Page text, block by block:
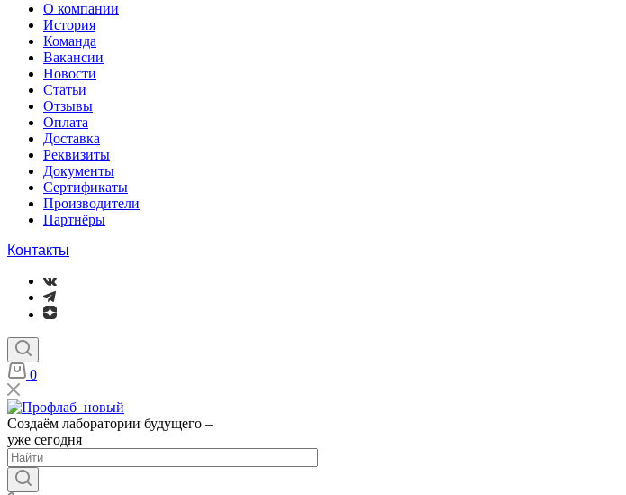
О компании
История
Команда
Вакансии
Новости
Статьи
Отзывы
Оплата
Доставка
Реквизиты
Документы
Сертификаты
Производители
Партнёры
Контакты
0
Создаём лаборатории будущего –
уже сегодня